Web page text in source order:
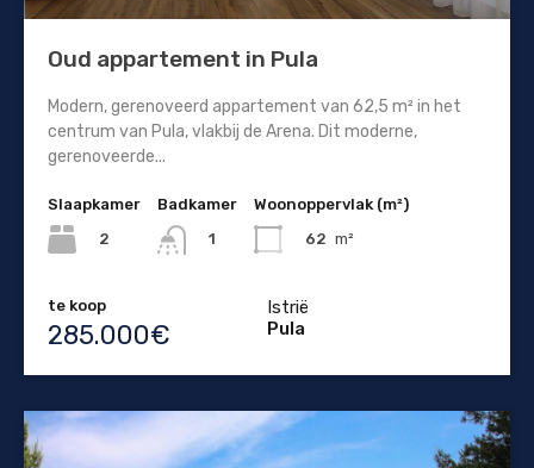
Oud appartement in Pula
Modern, gerenoveerd appartement van 62,5 m² in het
centrum van Pula, vlakbij de Arena. Dit moderne,
gerenoveerde...
Slaapkamer
2
Badkamer
1
Woonoppervlak (m²)
62 m²
te koop
285.000€
Istrië
Pula